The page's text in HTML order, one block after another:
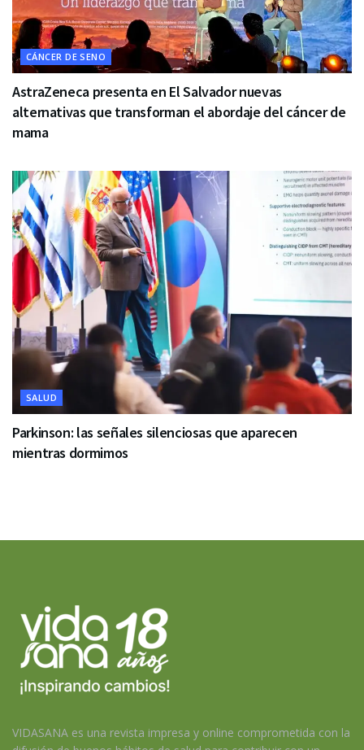
CÁNCER DE SENO
AstraZeneca presenta en El Salvador nuevas
alternativas que transforman el abordaje del cáncer de
mama
SALUD
Parkinson: las señales silenciosas que aparecen
mientras dormimos
VIDASANA es una revista impresa y online comprometida con la